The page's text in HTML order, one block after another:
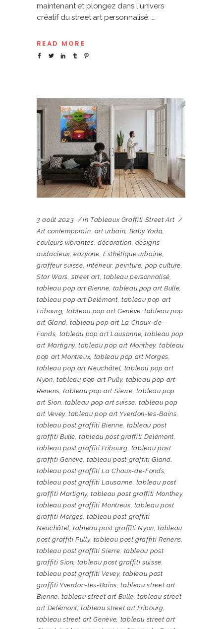
maintenant et plongez dans l'univers
créatif du street art personnalisé.
READ MORE
3 août 2023 in Tableaux Graffiti Street Art
Art contemporain art urbain Baby Yoda
couleurs vibrantes ,décoration designs
audacieux,eazyone ,Esthétique urbaine
graffeur suisse ,intérieur,peinture pop culture
Star Wars ,street art tableau personnalisé
tableau pop art Bienne tableau pop art Bulle
tableau pop art Delémont tableau pop art
Fribourg tableau pop art Genève ,tableau pop
art Gland ,tableau pop art La Chaux-de-
Fonds tableau pop art Lausanne ,tableau pop
art Martigny,tableau pop art Monthey,tableau
pop art Montreux, tableau pop art Morges
tableau pop art Neuchâtel tableau pop art
Nyon tableau pop art Pully, tableau pop art
Renens ,tableau pop art Sierre tableau pop
art Sion tableau pop art suisse ,tableau pop
art Vevey,tableau pop art Yverdon-les-Bains
tableau post graffiti Bienne tableau post
graffiti Bulle ,tableau post graffiti Delémont
tableau post graffiti Fribourg tableau post
graffiti Genève ,tableau post graffiti Gland
tableau post graffiti La Chaux-de-Fonds
tableau post graffiti Lausanne tableau post
graffiti Martigny,tableau post graffiti Monthey,
tableau post graffiti Montreux, tableau post
graffiti Morges ,tableau post graffiti
Neuchâtel ,tableau post graffiti Nyon ,tableau
post graffiti Pully, tableau post graffiti Renens
tableau post graffiti Sierre tableau post
graffiti Sion tableau post graffiti suisse
tableau post graffiti Vevey, tableau post
graffiti Yverdon-les-Bains ,tableau street art
Bienne ,tableau street art Bulle ,tableau street
art Delémont ,tableau street art Fribourg
tableau street art Genève tableau street art